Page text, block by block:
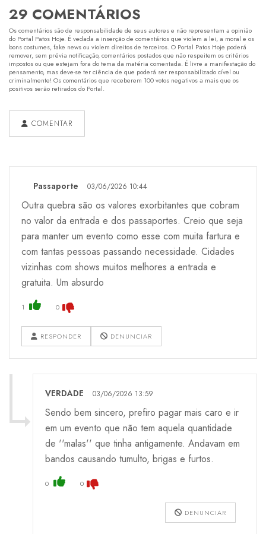
29 COMENTÁRIOS
Os comentários são de responsabilidade de seus autores e não representam a opinião
do Portal Patos Hoje. É vedada a inserção de comentários que violem a lei, a moral e os
bons costumes, fake news ou violem direitos de terceiros. O Portal Patos Hoje poderá
remover, sem prévia notificação, comentários postados que não respeitem os critérios
impostos ou que estejam fora do tema da matéria comentada. É livre a manifestação do
pensamento, mas deve-se ter ciência de que poderá ser responsabilizado cível ou
criminalmente! Os comentários que receberem 100 votos negativos a mais que os
positivos serão retirados do Portal.
COMENTAR
Passaporte 03/06/2026 10:44
Outra quebra são os valores exorbitantes que cobram
no valor da entrada e dos passaportes. Creio que seja
para manter um evento como esse com muita fartura e
com tantas pessoas passando necessidade. Cidades
vizinhas com shows muitos melhores a entrada e
gratuita. Um absurdo
1 0
RESPONDER DENUNCIAR
VERDADE 03/06/2026 13:59
Sendo bem sincero, prefiro pagar mais caro e ir
em um evento que não tem aquela quantidade
de ''malas'' que tinha antigamente. Andavam em
bandos causando tumulto, brigas e furtos.
0 0
DENUNCIAR